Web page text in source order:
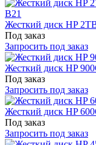
Жесткий диск HP
Под заказ
Запросить под заказ
Жесткий диск HP
Под заказ
Запросить под заказ
Жесткий диск HP
Под заказ
Запросить под заказ